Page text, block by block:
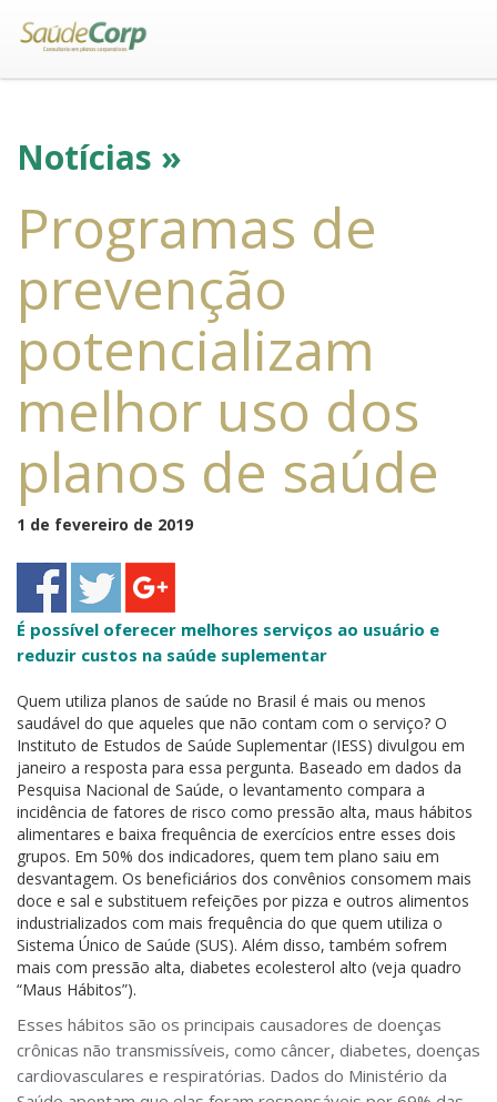
Notícias »
Programas de
prevenção
potencializam
melhor uso dos
planos de saúde
1 de fevereiro de 2019
É possível oferecer melhores serviços ao usuário e
reduzir custos na saúde suplementar
Quem utiliza planos de saúde no Brasil é mais ou menos
saudável do que aqueles que não contam com o serviço? O
Instituto de Estudos de Saúde Suplementar (IESS) divulgou em
janeiro a resposta para essa pergunta. Baseado em dados da
Pesquisa Nacional de Saúde, o levantamento compara a
incidência de fatores de risco como pressão alta, maus hábitos
alimentares e baixa frequência de exercícios entre esses dois
grupos. Em 50% dos indicadores, quem tem plano saiu em
desvantagem. Os beneficiários dos convênios consomem mais
doce e sal e substituem refeições por pizza e outros alimentos
industrializados com mais frequência do que quem utiliza o
Sistema Único de Saúde (SUS). Além disso, também sofrem
mais com pressão alta, diabetes ecolesterol alto (veja quadro
“Maus Hábitos”).
Esses hábitos são os principais causadores de doenças
crônicas não transmissíveis, como câncer, diabetes, doenças
cardiovasculares e respiratórias. Dados do Ministério da